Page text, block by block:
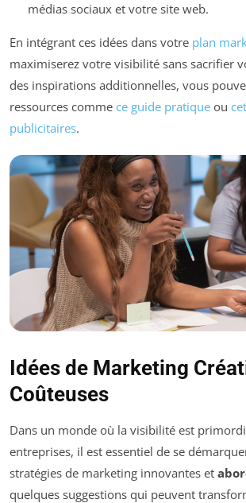
médias sociaux et votre site web.
En intégrant ces idées dans votre plan
maximiserez votre visibilité sans sacrifier
des inspirations additionnelles, vous
ressources comme ce guide pratique ou
publicitaires.
Idées de Marketing
Coûteuses
Dans un monde où la visibilité est
entreprises, il est essentiel de se
stratégies de marketing innovantes et
quelques suggestions qui peuvent